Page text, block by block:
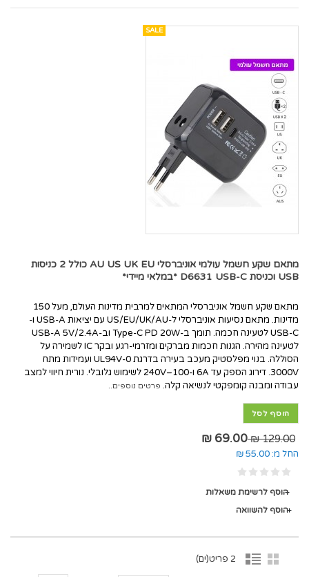
SALE
מתאם שקע חשמל עולמי אוניברסלי AU US UK EU כולל 2 כניסות
USB וכניסת D6631 USB-C *במלאי מיידי*
מתאם שקע חשמל אוניברסלי המתאים למרבית מדינות העולם, מעל 150
מדינות. מתאם נסיעות אוניברסלי ל-US/EU/UK/AU עם יציאות USB-A ו-
USB-C לטעינה חכמה. תומך ב-Type-C PD 20W וב-USB-A 5V/2.4A
לטעינה מהירה. הגנות חכמות מברקים ומזרמי-רגע ובקר IC לשמירה על
הסוללה. בנוי מפלסטיק מעכב בעירה בדרגת UL94V-0 ועמידות מתח
3000V. דירוג הספק עד 6A ו-100–240V לשימוש גלובלי. נורית חיווי למצב
עבודה ומבנה קומפקטי לנשיאה קלה. פרטים נוספים..
הוסף לסל
129.00 ₪
69.00 ₪
החל מ: 55.00 ₪
הוסף לרשימת משאלות
הוסף להשוואה
2 פריט(ים)